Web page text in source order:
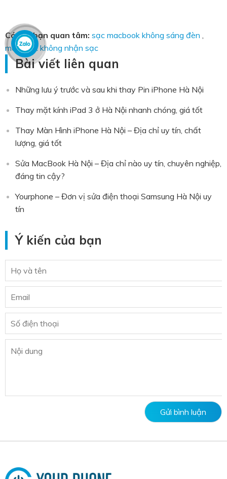
Có thể bạn quan tâm: sạc macbook không sáng đèn ,
macbook không nhận sạc
Bài viết liên quan
Những lưu ý trước và sau khi thay Pin iPhone Hà Nội
Thay mặt kính iPad 3 ở Hà Nội nhanh chóng, giá tốt
Thay Màn Hình iPhone Hà Nội – Địa chỉ uy tín, chất
lượng, giá tốt
Sửa MacBook Hà Nội – Địa chỉ nào uy tín, chuyên nghiệp,
đáng tin cậy?
Yourphone – Đơn vị sửa điện thoại Samsung Hà Nội uy
tín
Ý kiến của bạn